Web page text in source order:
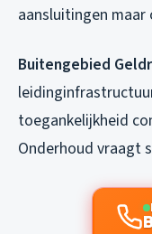
aansluitingen
Buitengebied
toegankelijkheid
Onderhoud vraagt